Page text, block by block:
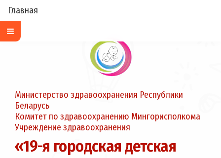
Министерство здравоохранения Республики
Беларусь
Комитет по здравоохранению Мингорисполкома
Учреждение здравоохранения
«19-я городская детская
Главная